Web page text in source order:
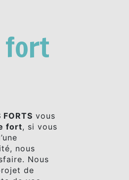
fort
FORTS vous
fort, si vous
nous
Nous
de